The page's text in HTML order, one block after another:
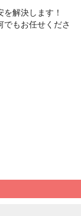
解決します！
でもお任せくださ